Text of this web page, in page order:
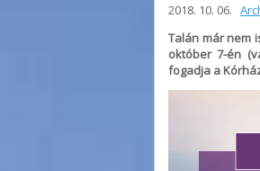
2018. 10. 06.
Talán már nem
október 7-én
fogadja a